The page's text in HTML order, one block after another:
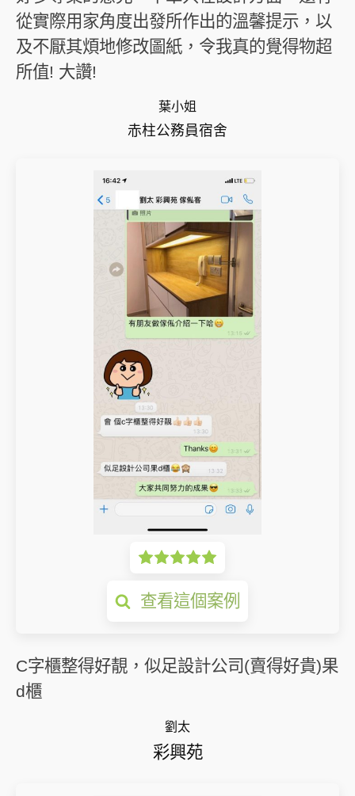
從實際用家角度出發所作出的溫馨提示，以
及不厭其煩地修改圖紙，令我真的覺得物超
所值! 大讚!
葉小姐
赤柱公務員宿舍
查看這個案例
C字櫃整得好靚，似足設計公司(賣得好貴)果
d櫃
劉太
彩興苑